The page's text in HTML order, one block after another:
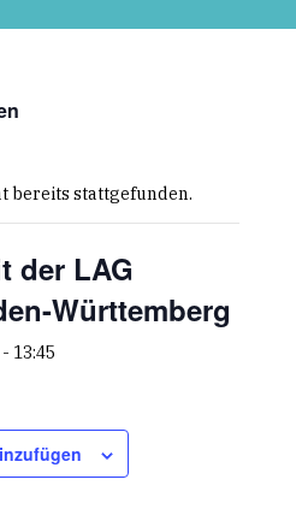
bereits stattgefunden.
der LAG
Württemberg
- 13:45